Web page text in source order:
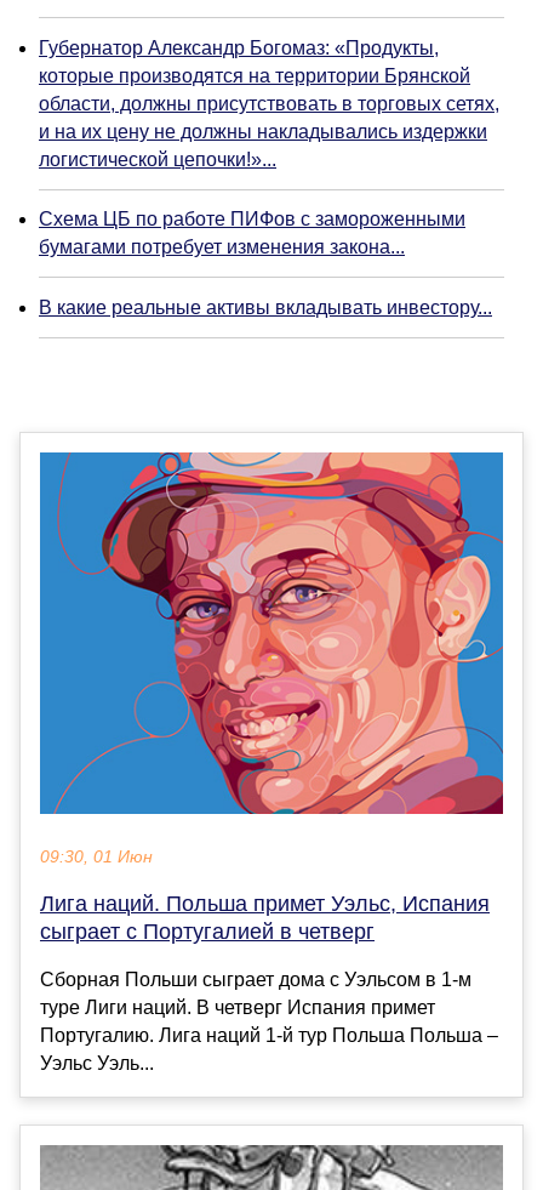
Губернатор Александр Богомаз: «Продукты,
которые производятся на территории Брянской
области, должны присутствовать в торговых сетях,
и на их цену не должны накладывались издержки
логистической цепочки!»...
Схема ЦБ по работе ПИФов с замороженными
бумагами потребует изменения закона...
В какие реальные активы вкладывать инвестору...
09:30, 01 Июн
Лига наций. Польша примет Уэльс, Испания
сыграет с Португалией в четверг
Сборная Польши сыграет дома с Уэльсом в 1-м
туре Лиги наций. В четверг Испания примет
Португалию. Лига наций 1-й тур Польша Польша –
Уэльс Уэль...